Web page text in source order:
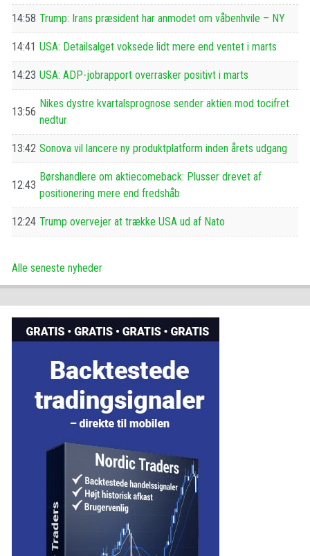
14:58 Trump: Irans præsident har anmodet om våbenhvile – NY
14:41 USA: Detailsalget voksede lidt mere end ventet i marts
14:23 USA: ADP-jobrapport overrasker positivt i marts
13:56
Nikes dystre kvartalsprognose sender aktien mod tocifret
nedtur
13:42 Sonova vil lancere ny produktplatform inden årets udgang
12:43
Børshandlere om aktiecomeback: Plusser drevet af
positionering mere end fredshåb
12:24 Trump overvejer at trække USA ud af Nato
Alle seneste nyheder